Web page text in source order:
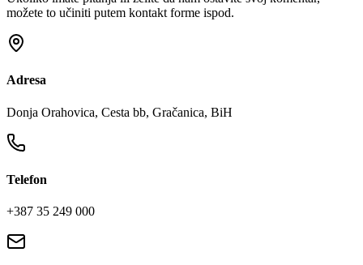
možete to učiniti putem kontakt forme ispod.
Adresa
Donja Orahovica, Cesta bb, Gračanica, BiH
Telefon
+387 35 249 000